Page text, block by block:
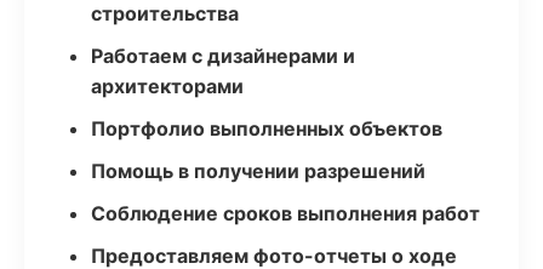
строительства
Работаем с дизайнерами и
архитекторами
Портфолио выполненных объектов
Помощь в получении разрешений
Соблюдение сроков выполнения работ
Предоставляем фото-отчеты о ходе